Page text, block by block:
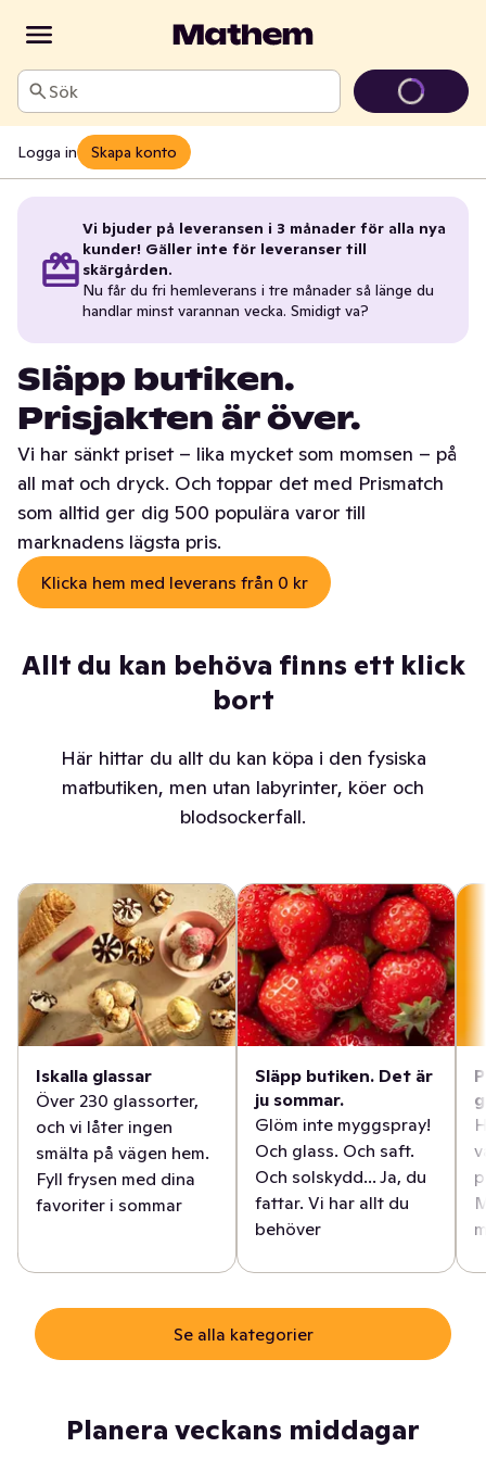
Sök
Logga in Skapa konto
Vi bjuder på leveransen i 3 månader för alla nya
kunder! Gäller inte för leveranser till
skärgården.
Nu får du fri hemleverans i tre månader så länge du
handlar minst varannan vecka. Smidigt va?
Släpp butiken.
Prisjakten är över.
Vi har sänkt priset – lika mycket som momsen – på
all mat och dryck. Och toppar det med Prismatch
som alltid ger dig 500 populära varor till
marknadens lägsta pris.
Klicka hem med leverans från 0 kr
Allt du kan behöva finns ett klick
bort
Här hittar du allt du kan köpa i den fysiska
matbutiken, men utan labyrinter, köer och
blodsockerfall.
Iskalla glassar
Över 230 glassorter,
och vi låter ingen
smälta på vägen hem.
Fyll frysen med dina
favoriter i sommar
Släpp butiken. Det är
ju sommar.
Glöm inte myggspray!
Och glass. Och saft.
Och solskydd... Ja, du
fattar. Vi har allt du
behöver
Se alla kategorier
Planera veckans middagar